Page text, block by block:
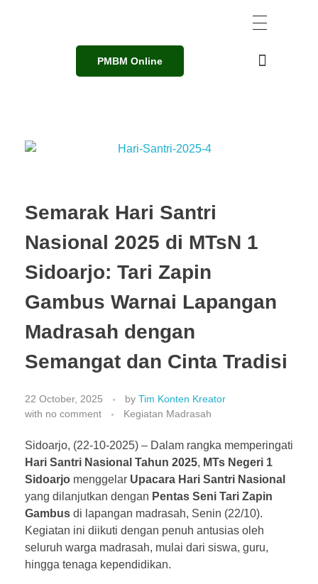
PMBM Online
Semarak Hari Santri
Nasional 2025 di MTsN 1
Sidoarjo: Tari Zapin
Gambus Warnai Lapangan
Madrasah dengan
Semangat dan Cinta Tradisi
22 October, 2025 by Tim Konten Kreator
with no comment Kegiatan Madrasah
Sidoarjo, (22-10-2025) – Dalam rangka memperingati
Hari Santri Nasional Tahun 2025, MTs Negeri 1
Sidoarjo menggelar Upacara Hari Santri Nasional
yang dilanjutkan dengan Pentas Seni Tari Zapin
Gambus di lapangan madrasah, Senin (22/10).
Kegiatan ini diikuti dengan penuh antusias oleh
seluruh warga madrasah, mulai dari siswa, guru,
hingga tenaga kependidikan.